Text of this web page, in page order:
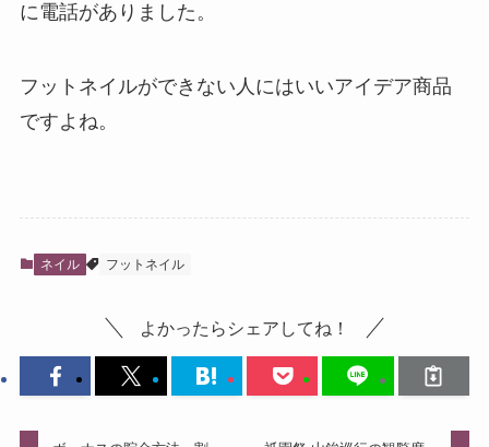
に電話がありました。
フットネイルができない人にはいいアイデア商品
ですよね。
ネイル フットネイル
よかったらシェアしてね！